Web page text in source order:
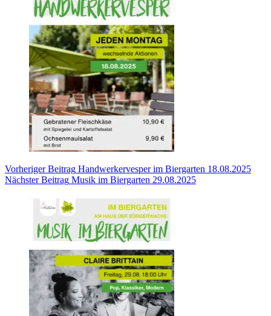
VorherigerBeitrag Handwerkervesper im Biergarten 18.08.2025
NächsterBeitrag Musik im Biergarten 29.08.2025